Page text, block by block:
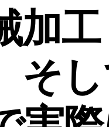
加
そ